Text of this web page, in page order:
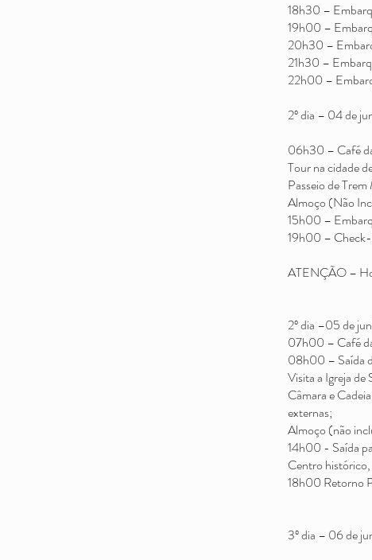
18h30 –
19h00 –
20h30 –
21h30 –
22h00 –
2º dia – 04 de
06h30 – Café
Tour na cidade
Passeio de
Almoço (Não
15h00 –
19h00 –
ATENÇÃO –
2º dia –05 de
07h00 – Café
08h00 – Saída
Visita a Igreja
Câmara e
externas;
Almoço (não
14h00 - Saída
Centro
18h00 Retorno
3º dia – 06 de